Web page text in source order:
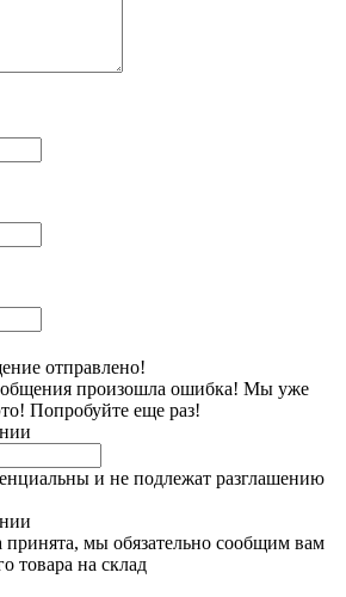
отправлено!
произошла ошибка! Мы уже
Попробуйте еще раз!
и не подлежат разглашению
мы обязательно сообщим вам
товара на склад